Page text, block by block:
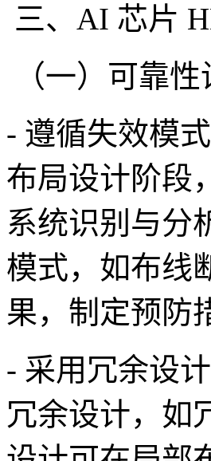
三、AI 芯片
（一）可靠
- 遵循失效模
布局设计阶段
系统识别与分
模式，如布线
果，制定预防
- 采用冗余设
冗余设计，如